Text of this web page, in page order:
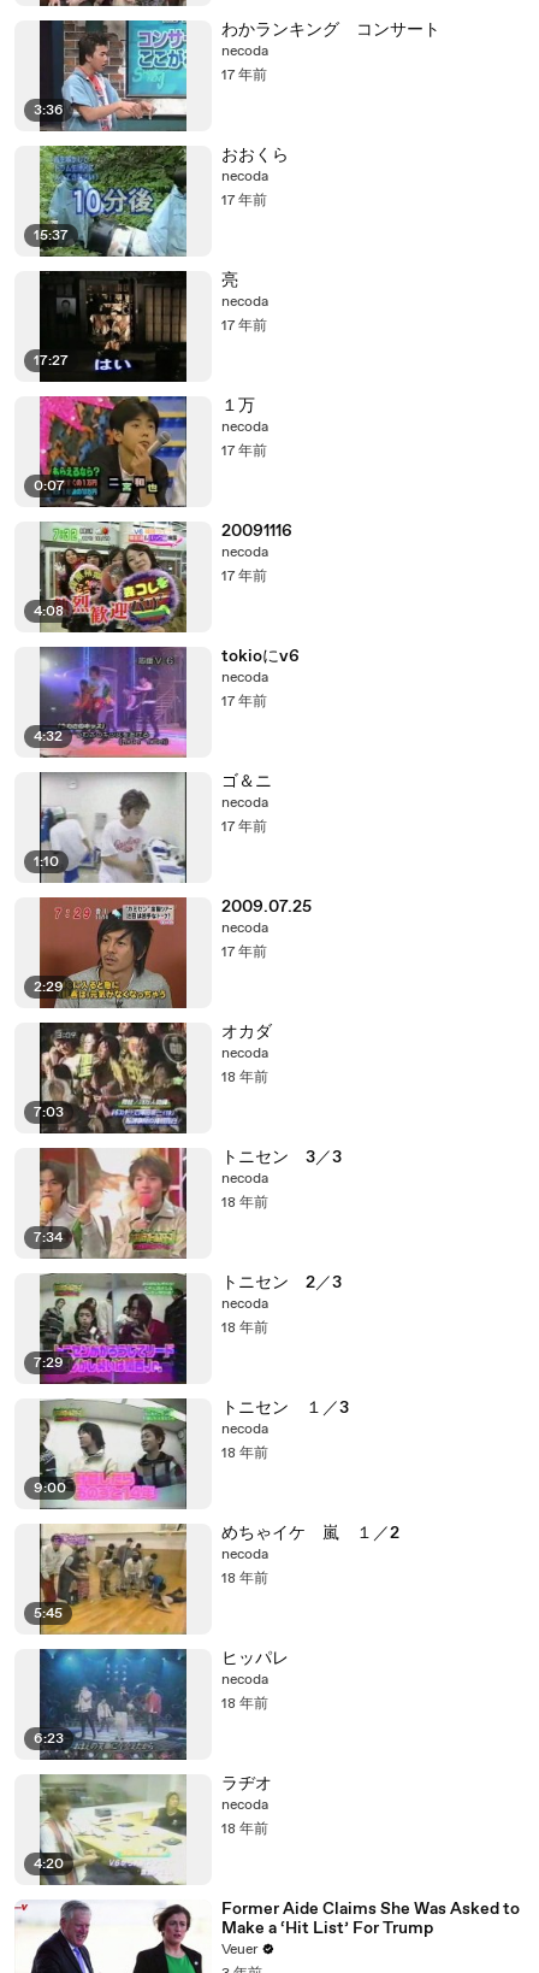
3:36
わかランキング コンサート
necoda
17 年前
15:37
おおくら
necoda
17 年前
17:27
亮
necoda
17 年前
0:07
１万
necoda
17 年前
4:08
20091116
necoda
17 年前
4:32
tokioにv6
necoda
17 年前
1:10
ゴ＆ニ
necoda
17 年前
2:29
2009.07.25
necoda
17 年前
7:03
オカダ
necoda
18 年前
7:34
トニセン 3／3
necoda
18 年前
7:29
トニセン 2／3
necoda
18 年前
9:00
トニセン １／3
necoda
18 年前
5:45
めちゃイケ 嵐 １／2
necoda
18 年前
6:23
ヒッパレ
necoda
18 年前
4:20
ラヂオ
necoda
18 年前
Former Aide Claims She Was Asked to
Make a ‘Hit List’ For Trump
Veuer